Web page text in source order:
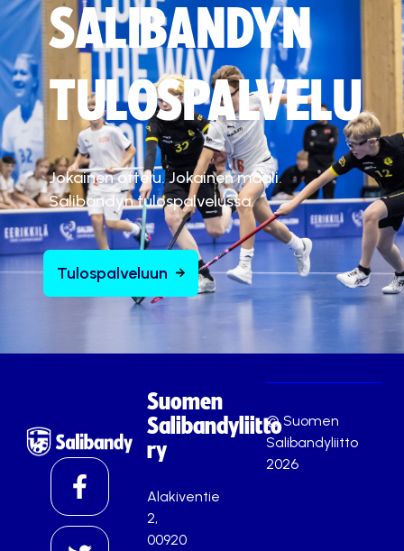
SALIBANDYN
TULOSPALVELU
Jokainen ottelu. Jokainen maali.
Salibandyn tulospalvelussa.
Tulospalveluun
Suomen
Salibandyliitto
ry
Alakiventie
2,
00920
© Suomen
Salibandyliitto
2026